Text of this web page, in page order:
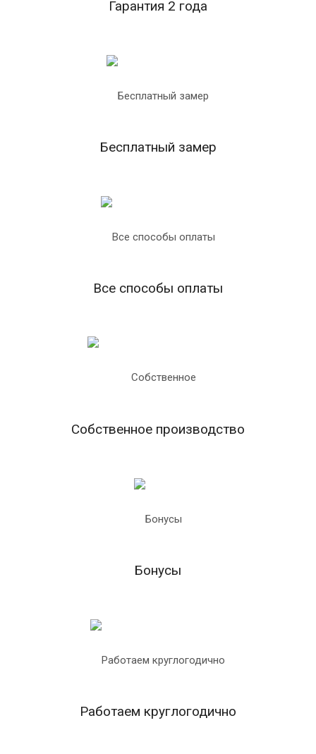
Гарантия 2 года
Бесплатный замер
Все способы оплаты
Собственное производство
Бонусы
Работаем круглогодично